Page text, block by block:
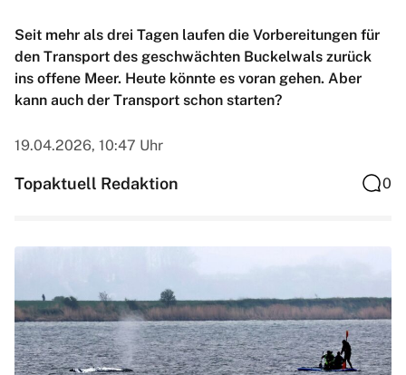
Seit mehr als drei Tagen laufen die Vorbereitungen für
den Transport des geschwächten Buckelwals zurück
ins offene Meer. Heute könnte es voran gehen. Aber
kann auch der Transport schon starten?
19.04.2026, 10:47 Uhr
Topaktuell Redaktion 0